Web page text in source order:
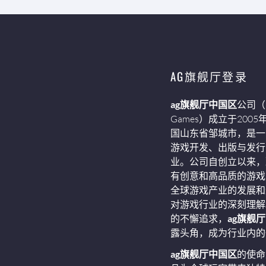
AG旗舰厅登录
ag旗舰厅中国区公司
Games）成立于2005
国山东省邹城市，是
游戏开发、出版与发
业。公司自创立以来
有创意和高品质的游
全球游戏产业的发展
对游戏行业的深刻理
的不懈追求， ag旗舰
露头角，成为行业内
ag旗舰厅中国区的使